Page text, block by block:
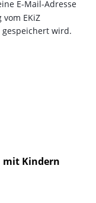
E-Mail-Adresse
EKiZ
wird.
mit Kindern